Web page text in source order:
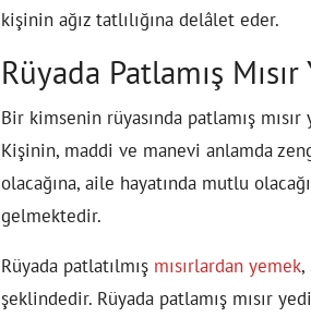
kişinin ağız tatlılığına delâlet eder.
Rüyada Patlamış
Bir kimsenin rüyasında patlamış
Kişinin, maddi ve manevi anlamda
olacağına, aile hayatında mutlu
gelmektedir.
Rüyada patlatılmış mısırlardan yemek,
şeklindedir. Rüyada patlamış mısır